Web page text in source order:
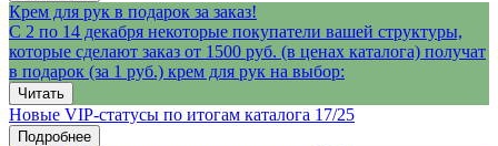
Крем для рук в подарок за заказ!
С 2 по 14 декабря некоторые покупатели вашей структуры,
которые сделают заказ от 1500 руб. (в ценах каталога) получат
в подарок (за 1 руб.) крем для рук на выбор:
Читать
Новые VIP-статусы по итогам каталога 17/25
Подробнее